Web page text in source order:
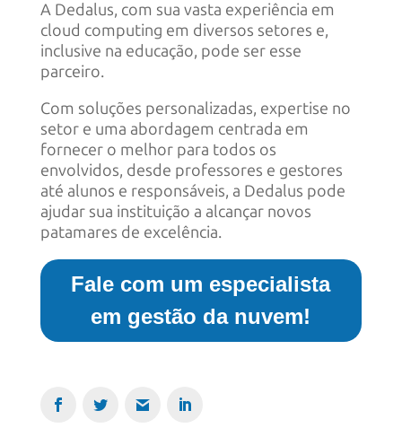
A Dedalus, com sua vasta experiência em
cloud computing em diversos setores e,
inclusive na educação, pode ser esse
parceiro.
Com soluções personalizadas, expertise no
setor e uma abordagem centrada em
fornecer o melhor para todos os
envolvidos, desde professores e gestores
até alunos e responsáveis, a Dedalus pode
ajudar sua instituição a alcançar novos
patamares de excelência.
Fale com um especialista
em gestão da nuvem!